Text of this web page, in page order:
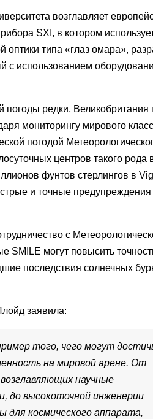
возглавляет
SXI, в котором
оптики типа «глаз омара»,
использованием
редки, Великобритания
мониторингу мирового
погодой
центров такого рода
фунтов стерлингов в
и точные предупреждения
с
SMILE могут повысить
последствия солнечных
заявила:
того, чего могут
на мировой арене. От
научные
до высокоточной инженерии
для космического аппарата,